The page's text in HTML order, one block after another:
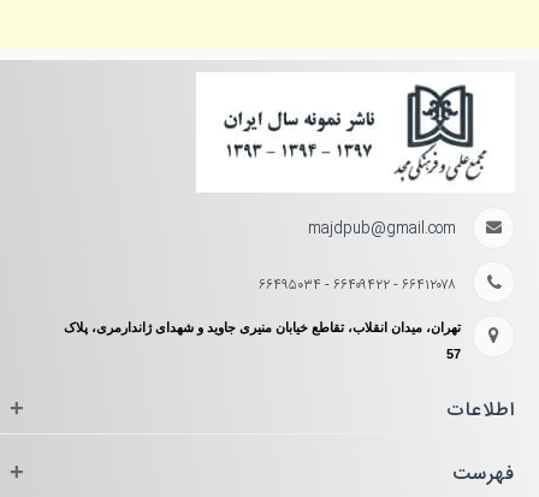
majdpub@gmail.com
۶۶۴۱۲۰۷۸ - ۶۶۴۰۹۴۲۲ - ۶۶۴۹۵۰۳۴
تهران، میدان انقلاب، تقاطع خیابان منیری جاوید و شهدای ژاندارمری، پلاک
57
اطلاعات +
فهرست +